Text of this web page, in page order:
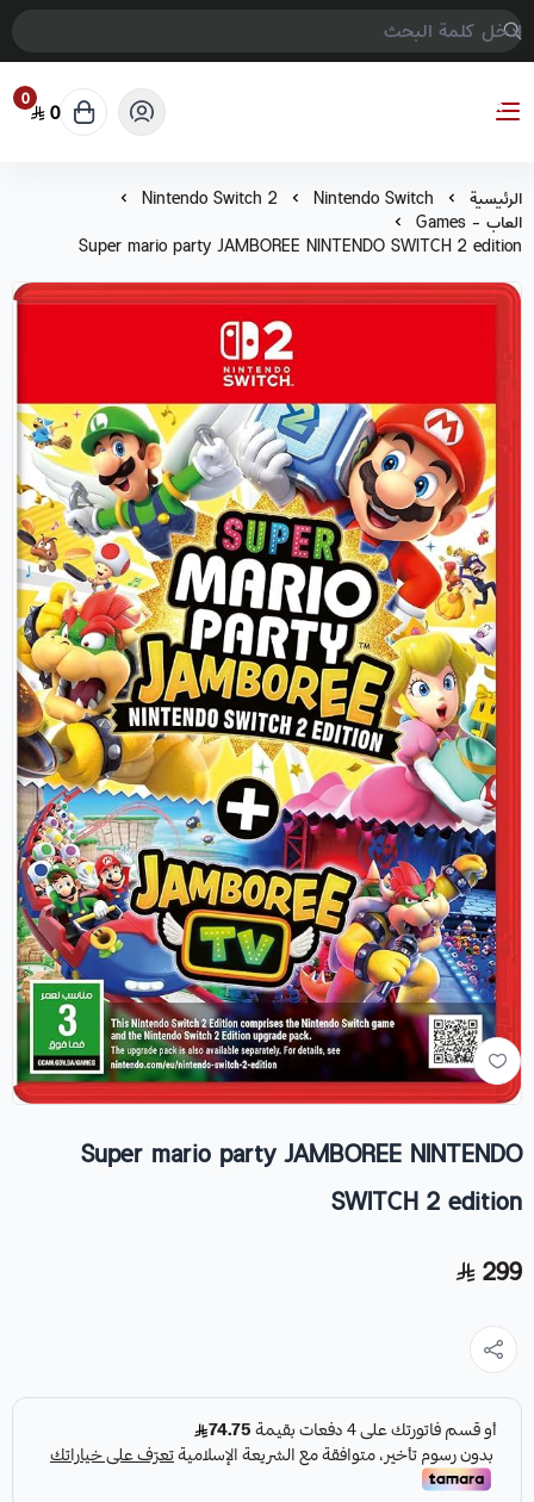
COMPTER GAMES
0 0
الرئيسية Nintendo Switch
Nintendo Switch 2
العاب - Games
Super mario party JAMBOREE NINTENDO SWITCH 2 edition
Super mario party JAMBOREE NINTENDO
SWITCH 2 edition
299